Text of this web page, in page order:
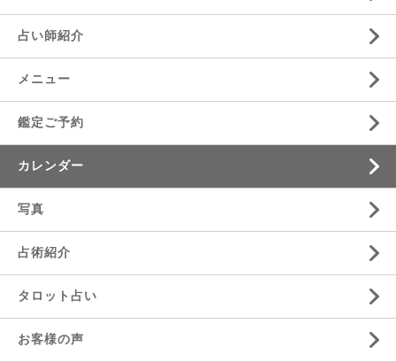
占い師紹介
メニュー
鑑定ご予約
カレンダー
写真
占術紹介
タロット占い
お客様の声